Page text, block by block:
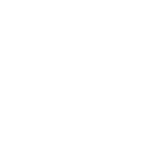
por la libertad de Jesús Plácido